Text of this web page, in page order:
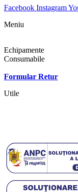
Facebook Instagram
Meniu
Echipamente
Consumabile
Formular Retur
Utile